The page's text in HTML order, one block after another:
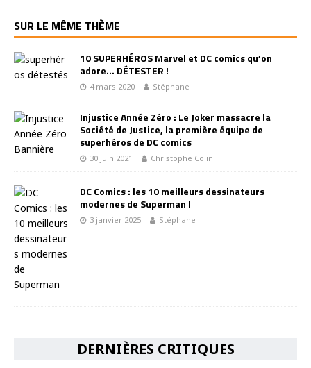
SUR LE MÊME THÈME
10 SUPERHÉROS Marvel et DC comics qu’on
adore… DÉTESTER !
4 mars 2020 Stéphane
Injustice Année Zéro : Le Joker massacre la
Société de Justice, la première équipe de
superhéros de DC comics
30 juin 2021 Christophe Colin
DC Comics : les 10 meilleurs dessinateurs
modernes de Superman !
3 janvier 2025 Stéphane
DERNIÈRES CRITIQUES